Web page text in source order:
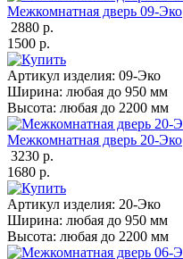
Межкомнатная дверь 09-Эко
2880 р.
1500 р.
Артикул изделия: 09-Эко
Ширина: любая до 950 мм
Высота: любая до 2200 мм
Межкомнатная дверь 20-Эко
3230 р.
1680 р.
Артикул изделия: 20-Эко
Ширина: любая до 950 мм
Высота: любая до 2200 мм